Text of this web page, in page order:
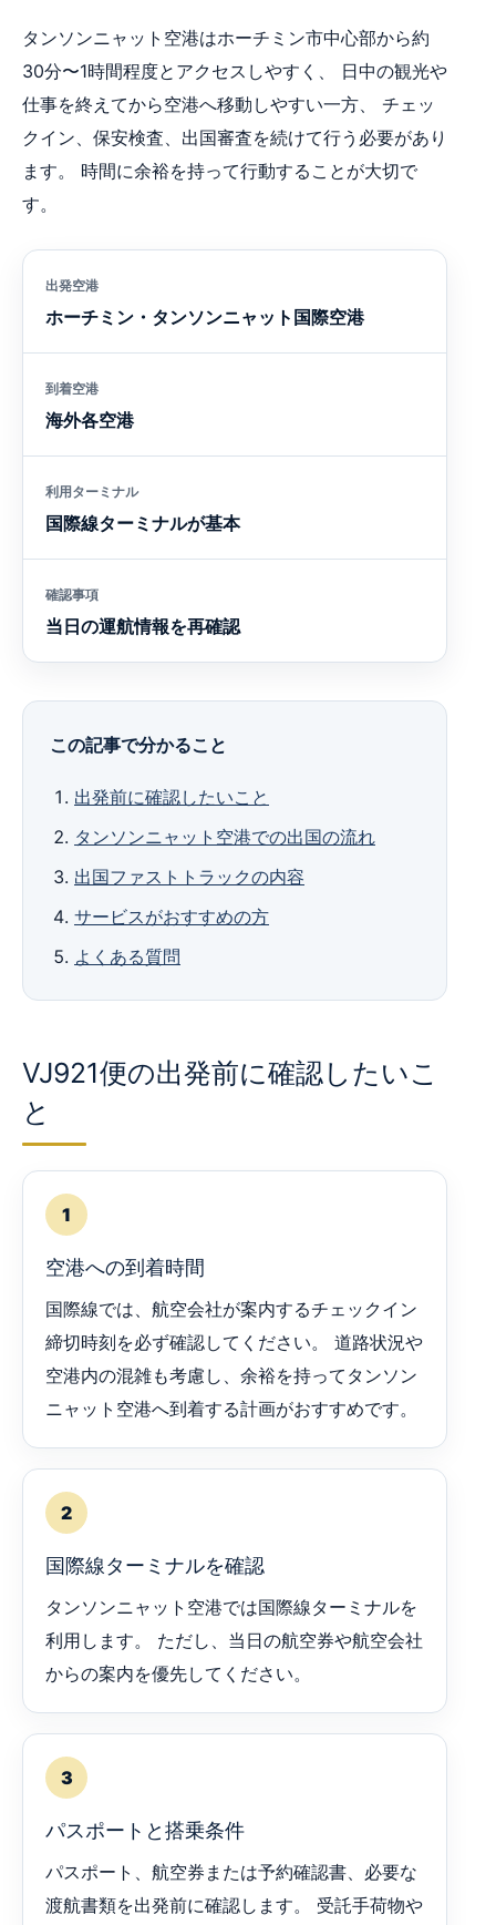
タンソンニャット空港はホーチミン市中心部から約
30分〜1時間程度とアクセスしやすく、 日中の観光や
仕事を終えてから空港へ移動しやすい一方、 チェッ
クイン、保安検査、出国審査を続けて行う必要があり
ます。 時間に余裕を持って行動することが大切で
す。
出発空港
ホーチミン・タンソンニャット国際空港
到着空港
海外各空港
利用ターミナル
国際線ターミナルが基本
確認事項
当日の運航情報を再確認
この記事で分かること
出発前に確認したいこと
タンソンニャット空港での出国の流れ
出国ファストトラックの内容
サービスがおすすめの方
よくある質問
VJ921便の出発前に確認したいこ
と
1
空港への到着時間
国際線では、航空会社が案内するチェックイン
締切時刻を必ず確認してください。 道路状況や
空港内の混雑も考慮し、余裕を持ってタンソン
ニャット空港へ到着する計画がおすすめです。
2
国際線ターミナルを確認
タンソンニャット空港では国際線ターミナルを
利用します。 ただし、当日の航空券や航空会社
からの案内を優先してください。
3
パスポートと搭乗条件
パスポート、航空券または予約確認書、必要な
渡航書類を出発前に確認します。 受託手荷物や